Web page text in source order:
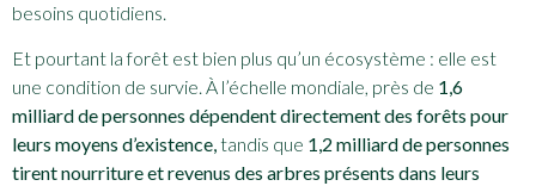
besoins quotidiens.
Et pourtant la forêt est bien plus qu’un écosystème : elle est
une condition de survie. À l’échelle mondiale, près de 1,6
milliard de personnes dépendent directement des forêts pour
leurs moyens d’existence,tandis que 1,2 milliard de personnes
tirent nourriture et revenus des arbres présents dans leurs